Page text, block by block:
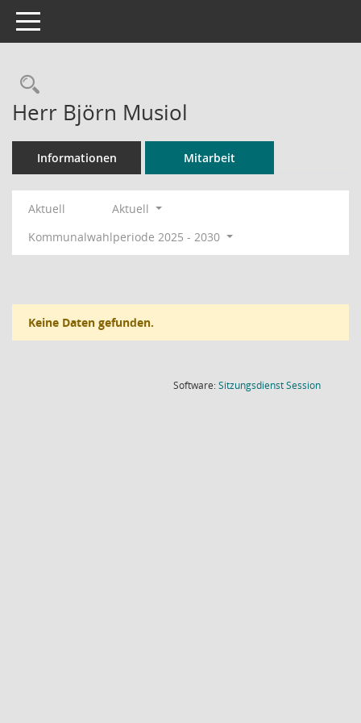
Toggle navigation
Rechercheauswahl
Herr Björn Musiol
Informationen Mitarbeit
Aktuell
Aktuell
Kommunalwahlperiode 2025 - 2030
Keine Daten gefunden.
Software:SitzungsdienstSession(Wird in